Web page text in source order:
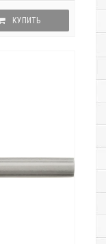
КУПИТЬ